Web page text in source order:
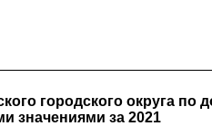
городского округа по
значениями за 2021